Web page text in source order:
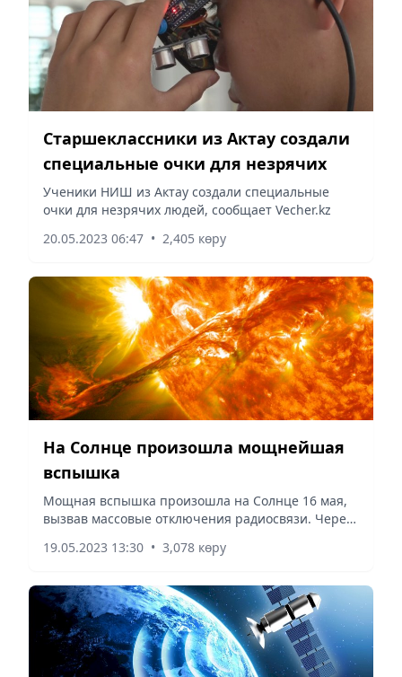
Старшеклассники из Актау создали
специальные очки для незрячих
Ученики НИШ из Актау создали специальные
очки для незрячих людей, сообщает Vecher.kz
20.05.2023 06:47 • 2,405 көру
На Солнце произошла мощнейшая
вспышка
Мощная вспышка произошла на Солнце 16 мая,
вызвав массовые отключения радиосвязи. Через
усилиться, ведь она будет направлена прямиком
19.05.2023 13:30 • 3,078 көру